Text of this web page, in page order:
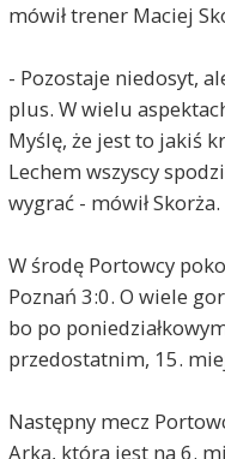
mówił trener Maciej
- Pozostaje niedosyt,
plus. W wielu
Myślę, że jest to jakiś
Lechem wszyscy
wygrać - mówił Skorża.
W środę Portowcy
Poznań 3:0. O wiele
bo po
przedostatnim, 15.
Następny mecz
Arką, która jest na 6.